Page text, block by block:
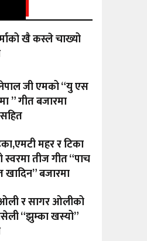
खै कस्ले चाख्यो
जी एमको “यु एस
” गीत बजारमा
महर र टिका
स्वरमा तीज गीत “पाच
खादिन” बजारमा
र सागर ओलीको
“झुम्का खस्यो”